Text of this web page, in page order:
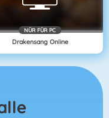
NÜR FÜR PC
Drakensang Online